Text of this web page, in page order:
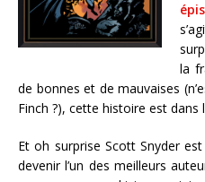
la
de bonnes et de mauvaises
Finch ?), cette histoire est dans
Et oh surprise Scott Snyder
devenir l’un des meilleurs